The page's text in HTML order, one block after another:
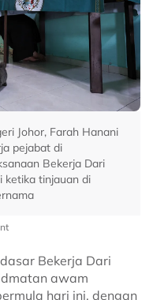
Johor, Farah Hanani
pejabat di
Bekerja Dari
ketika tinjauan di
Bekerja Dari
awam
hari ini, dengan